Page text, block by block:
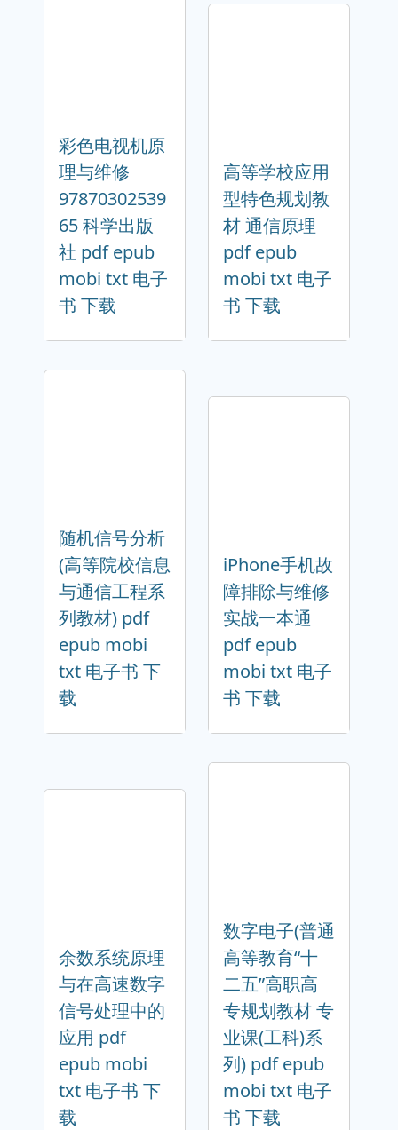
彩色电视机原
理与维修
97870302539
65 科学出版
社 pdf epub
mobi txt 电子
书 下载
高等学校应用
型特色规划教
材 通信原理
pdf epub
mobi txt 电子
书 下载
随机信号分析
(高等院校信息
与通信工程系
列教材) pdf
epub mobi
txt 电子书 下
载
iPhone手机故
障排除与维修
实战一本通
pdf epub
mobi txt 电子
书 下载
余数系统原理
与在高速数字
信号处理中的
应用 pdf
epub mobi
txt 电子书 下
载
数字电子(普通
高等教育“十
二五”高职高
专规划教材 专
业课(工科)系
列) pdf epub
mobi txt 电子
书 下载